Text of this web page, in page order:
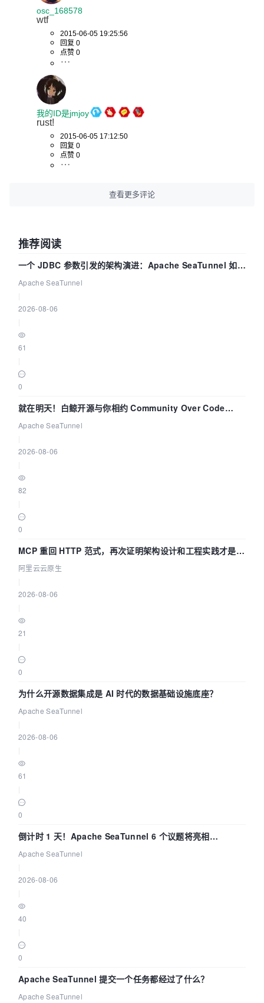
osc_168578
wtf
2015-06-05 19:25:56
回复 0
点赞 0
我的ID是jmjoy
rust!
2015-06-05 17:12:50
回复 0
点赞 0
查看更多评论
推荐阅读
一个 JDBC 参数引发的架构演进：Apache SeaTunnel 如何
解决数据同步中的“定时 Flush”难题
Apache SeaTunnel
2026-08-06
61
0
就在明天！白鲸开源与你相约 Community Over Code
Asia 2026 主题演讲！
Apache SeaTunnel
2026-08-06
82
0
MCP 重回 HTTP 范式，再次证明架构设计和工程实践才是稀
缺资源
阿里云云原生
2026-08-06
21
0
为什么开源数据集成是 AI 时代的数据基础设施底座？
Apache SeaTunnel
2026-08-06
61
0
倒计时 1 天！Apache SeaTunnel 6 个议题将亮相
Community Over Code Asia 2026
Apache SeaTunnel
2026-08-06
40
0
Apache SeaTunnel 提交一个任务都经过了什么？
Apache SeaTunnel